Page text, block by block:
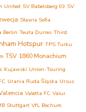
United SV Babelsberg 03 SV
Sławia Sofia
Berlin Teuta Durres Third
Hotspur TPS Turku
TSV 1860 Monachium
Kujawski Union-Touring
Urania Ruda Śląska Ursus
Valetta FC Valur
Stuttgart VfL Bochum